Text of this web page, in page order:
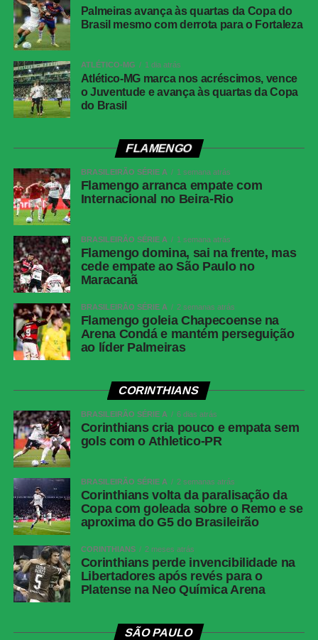
Próximos jogos
Vasco x Fluminense
Data e horário
Local: São Januário, no Rio de Janeiro
Independiente Medellín x Deportivo Cali
(Campeonato
Colombiano)
Local: Estádio Metropolitano Ciudad de Itaguí
FICHA
TÉCNICA
Partida
Competição
Copa Sul-Americana – playoffs das
oitavas de final, jogo de volta
Local
São Januário, Rio de Janeiro (RJ)
Data
29 de julho de 2026 (quarta-feira)
Horário
19h (de Brasília)
Cartões
Jair, Thiago Mendes e Spinelli (Vasco);
Gol
Thiago Mendes, aos 40 minutos do
segundo tempo, para o Vasco
Vasco
Léo Jardim; Paulo Henrique, Cuesta,
Robert Renan (Saldivia) e Lucas Piton
Tchê Tchê (Adson); Andrés Gómez, Nuno
Moreira e Spinelli (Brenner). Técnico: Pedro
Emanuel.
Independiente
Medellín
Jhan Mena Hinestroza; Didier Moreno
(Perlaza) e Loboa (Yony González);
Córdoba (Klinger), Martegani e Montaño
(Cataño); Medina. Técnico: Luis Amaranto
Palmeiras avança às quartas da Copa do
Brasil mesmo com derrota para o Fortaleza
ATLÉTICO-MG 1 dia atrás
Atlético-MG marca nos acréscimos, vence
o Juventude e avança às quartas da Copa
do Brasil
FLAMENGO
BRASILEIRÃO SÉRIE A 1 semana atrás
Flamengo arranca empate com
Internacional no Beira-Rio
BRASILEIRÃO SÉRIE A 1 semana atrás
Flamengo domina, sai na frente, mas
cede empate ao São Paulo no
Maracanã
BRASILEIRÃO SÉRIE A 2 semanas atrás
Flamengo goleia Chapecoense na
Arena Condá e mantém perseguição
ao líder Palmeiras
CORINTHIANS
BRASILEIRÃO SÉRIE A 6 dias atrás
Corinthians cria pouco e empata sem
gols com o Athletico-PR
BRASILEIRÃO SÉRIE A 2 semanas atrás
Corinthians volta da paralisação da
Copa com goleada sobre o Remo e se
aproxima do G5 do Brasileirão
CORINTHIANS 2 meses atrás
Corinthians perde invencibilidade na
Libertadores após revés para o
Platense na Neo Química Arena
SÃO PAULO